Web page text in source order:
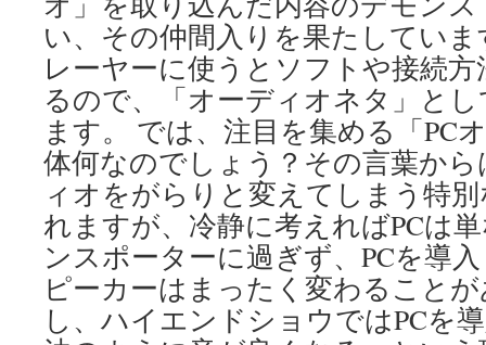
い、その仲間入りを果たしてい
レーヤーに使うとソフトや接続
るので、「オーディオネタ」と
ます。 では、注目を集める「PC
体何なのでしょう？その言葉から
ィオをがらりと変えてしまう特
れますが、冷静に考えればPCは
ンスポーターに過ぎず、PCを導
ピーカーはまったく変わること
し、ハイエンドショウではPCを